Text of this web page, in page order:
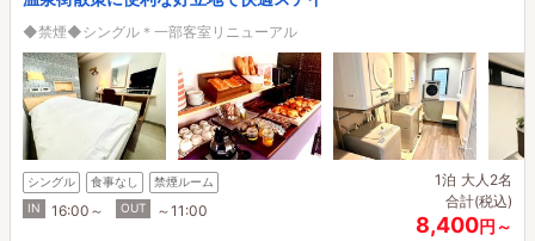
◆禁煙◆シングル＊一部客室リニューアル
シングル 食事なし
禁煙ルーム
IN
16:00～ OUT ～11:00
1泊 大人2名
合計(税込)
8,400円～